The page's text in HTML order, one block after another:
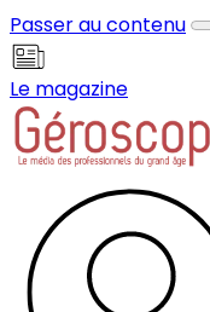
Passer au contenu
Le magazine
Panneau de gestion